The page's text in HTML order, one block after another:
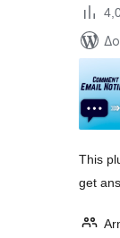
This
get